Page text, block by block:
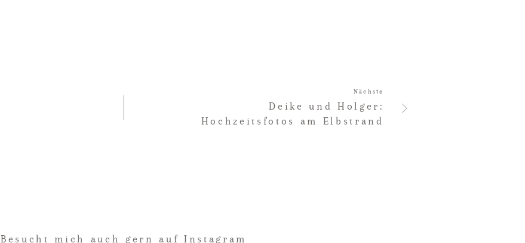
Nächste
Deike und Holger:
Hochzeitsfotos am Elbstrand
Besucht mich auch gern auf Instagram